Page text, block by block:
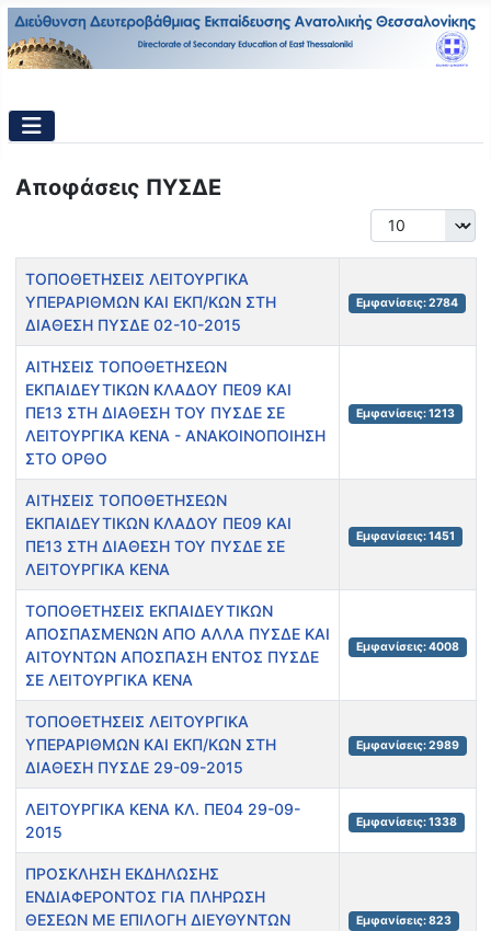
Αποφάσεις ΠΥΣΔΕ
Εμφάνιση #
Τίτλος Εμφανίσεις
ΤΟΠΟΘΕΤΗΣΕΙΣ ΛΕΙΤΟΥΡΓΙΚΑ
ΥΠΕΡΑΡΙΘΜΩΝ ΚΑΙ ΕΚΠ/ΚΩΝ ΣΤΗ
ΔΙΑΘΕΣΗ ΠΥΣΔΕ 02-10-2015
Εμφανίσεις: 2784
ΑΙΤΗΣΕΙΣ ΤΟΠΟΘΕΤΗΣΕΩΝ
ΕΚΠΑΙΔΕΥΤΙΚΩΝ ΚΛΑΔΟΥ ΠΕ09 ΚΑΙ
ΠΕ13 ΣΤΗ ΔΙΑΘΕΣΗ ΤΟΥ ΠΥΣΔΕ ΣΕ
ΛΕΙΤΟΥΡΓΙΚΑ ΚΕΝΑ - ΑΝΑΚΟΙΝΟΠΟΙΗΣΗ
ΣΤΟ ΟΡΘΟ
Εμφανίσεις: 1213
ΑΙΤΗΣΕΙΣ ΤΟΠΟΘΕΤΗΣΕΩΝ
ΕΚΠΑΙΔΕΥΤΙΚΩΝ ΚΛΑΔΟΥ ΠΕ09 ΚΑΙ
ΠΕ13 ΣΤΗ ΔΙΑΘΕΣΗ ΤΟΥ ΠΥΣΔΕ ΣΕ
ΛΕΙΤΟΥΡΓΙΚΑ ΚΕΝΑ
Εμφανίσεις: 1451
ΤΟΠΟΘΕΤΗΣΕΙΣ ΕΚΠΑΙΔΕΥΤΙΚΩΝ
ΑΠΟΣΠΑΣΜΕΝΩΝ ΑΠΟ ΑΛΛΑ ΠΥΣΔΕ ΚΑΙ
ΑΙΤΟΥΝΤΩΝ ΑΠΟΣΠΑΣΗ ΕΝΤΟΣ ΠΥΣΔΕ
ΣΕ ΛΕΙΤΟΥΡΓΙΚΑ ΚΕΝΑ
Εμφανίσεις: 4008
ΤΟΠΟΘΕΤΗΣΕΙΣ ΛΕΙΤΟΥΡΓΙΚΑ
ΥΠΕΡΑΡΙΘΜΩΝ ΚΑΙ ΕΚΠ/ΚΩΝ ΣΤΗ
ΔΙΑΘΕΣΗ ΠΥΣΔΕ 29-09-2015
Εμφανίσεις: 2989
ΛΕΙΤΟΥΡΓΙΚΑ ΚΕΝΑ ΚΛ. ΠΕ04 29-09-
2015
Εμφανίσεις: 1338
ΠΡΟΣΚΛΗΣΗ ΕΚΔΗΛΩΣΗΣ
ΕΝΔΙΑΦΕΡΟΝΤΟΣ ΓΙΑ ΠΛΗΡΩΣΗ
ΘΕΣΕΩΝ ΜΕ ΕΠΙΛΟΓΗ ΔΙΕΥΘΥΝΤΩΝ
Εμφανίσεις: 823